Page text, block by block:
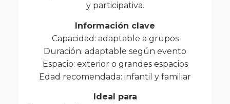
y participativa.
Información clave
Capacidad: adaptable a grupos
Duración: adaptable según evento
Espacio: exterior o grandes espacios
Edad recomendada: infantil y familiar
Ideal para